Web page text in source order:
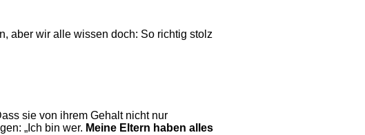
aber wir alle wissen doch: So richtig stolz
sie von ihrem Gehalt nicht nur
„Ich bin wer. Meine Eltern haben alles